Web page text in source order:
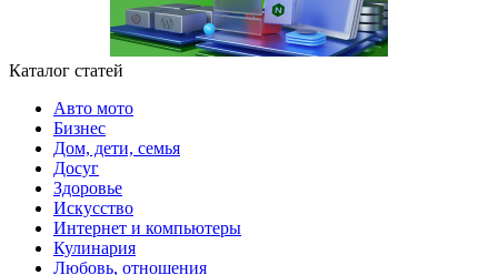
Каталог статей
Авто мото
Бизнес
Дом, дети, семья
Досуг
Здоровье
Искусство
Интернет и компьютеры
Кулинария
Любовь, отношения